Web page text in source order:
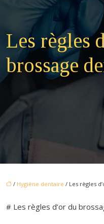
Les règles
brossage
/ Hygiène dentaire / Les règles
# Les règles d’or du